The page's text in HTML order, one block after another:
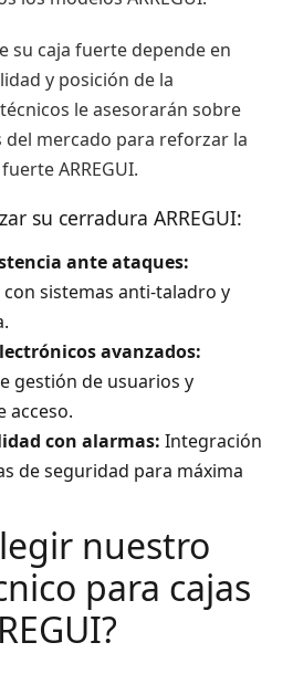
su caja fuerte depende en
y posición de la
le asesorarán sobre
del mercado para reforzar la
ARREGUI.
su cerradura ARREGUI:
ante ataques:
sistemas anti-taladro y
avanzados:
gestión de usuarios y
acceso.
con alarmas: Integración
de seguridad para máxima
nuestro
para cajas